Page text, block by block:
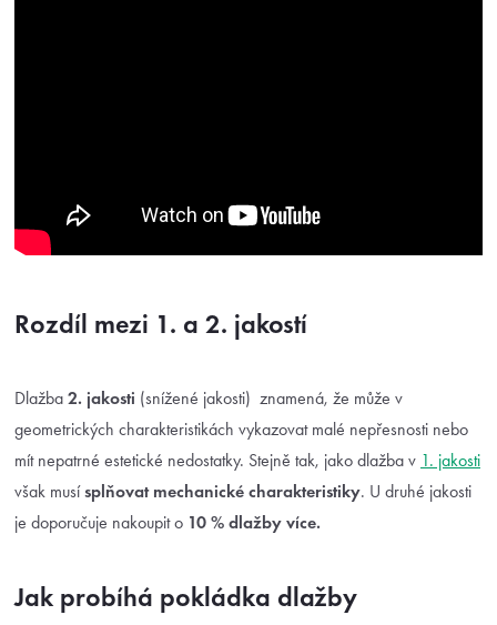
Rozdíl mezi 1. a 2. jakostí
Dlažba 2. jakosti (snížené jakosti) znamená, že může v
geometrických charakteristikách vykazovat malé nepřesnosti nebo
mít nepatrné estetické nedostatky. Stejně tak, jako dlažba v 1. jakosti
však musísplňovat mechanické charakteristiky. U druhé jakosti
je doporučuje nakoupit o 10 % dlažby více.
Jak probíhá pokládka dlažby